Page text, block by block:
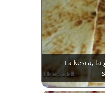
La kesra,